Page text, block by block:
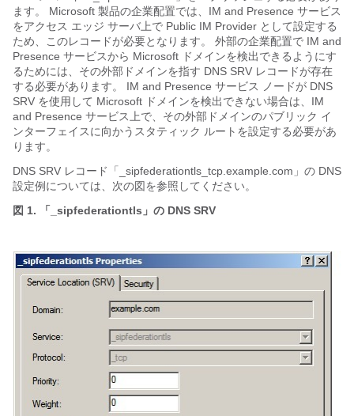
ます。 Microsoft 製品の企業配置では、 IM and Presence サービス
をアクセス エッジ サーバ上で Public IM Provider として設定する
ため、このレコードが必要となります。 外部の企業配置で IM and
Presence サービスから Microsoft ドメインを検出できるようにす
るためには、その外部ドメインを指す DNS SRV レコードが存在
する必要があります。 IM and Presence サービス
ノードが DNS
SRV を使用して Microsoft ドメインを検出できない場合は、 IM
and Presence サービス 上で、その外部ドメインのパブリック イ
ンターフェイスに向かうスタティック ルートを設定する必要があ
ります。
DNS SRV レコード「_sipfederationtls_tcp.example.com」の DNS
設定例については、次の図を参照してください。
図 1. 「_sipfederationtls」の DNS SRV